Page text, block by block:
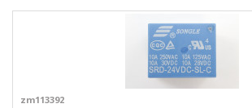
zm113392